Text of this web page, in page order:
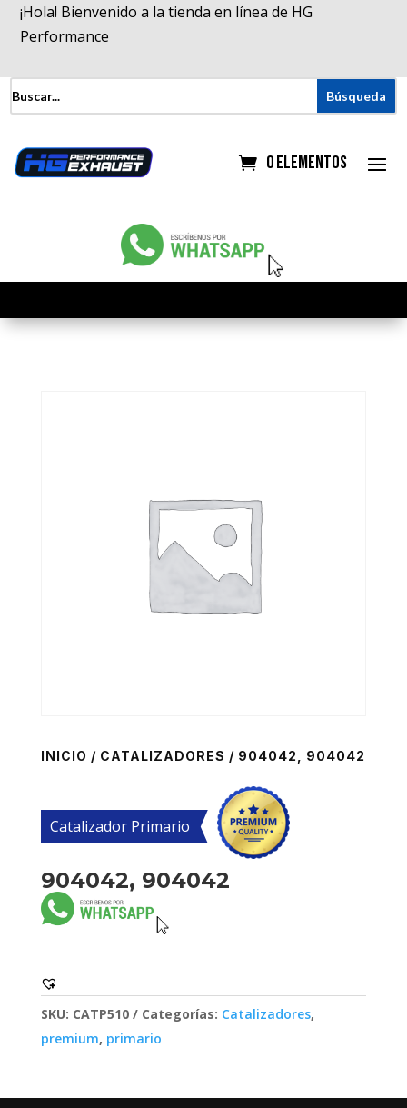
¡Hola! Bienvenido a la tienda en línea de HG
Performance
0 elementos
INICIO / CATALIZADORES / 904042, 904042
Catalizador Primario
904042, 904042
SKU: CATP510 Categorías: Catalizadores,
premium, primario